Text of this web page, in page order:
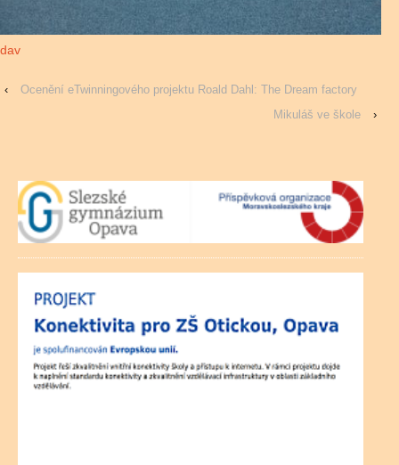
dav
‹
Ocenění eTwinningového projektu Roald Dahl: The Dream factory
Mikuláš ve škole
›